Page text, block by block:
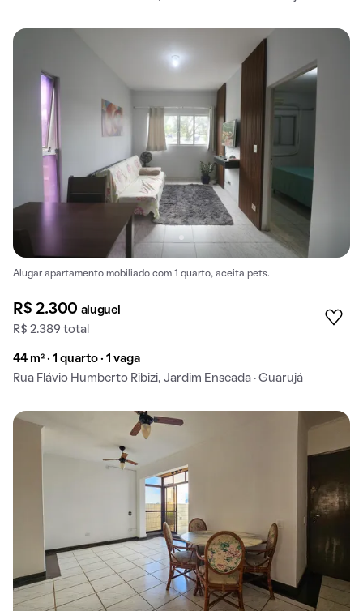
Alugar apartamento mobiliado com 1 quarto, aceita pets.
R$ 2.300 aluguel
R$ 2.389 total
44 m² · 1 quarto · 1 vaga
Rua Flávio Humberto Ribizi, Jardim Enseada · Guarujá